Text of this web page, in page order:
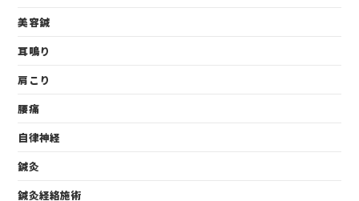
美容鍼
耳鳴り
肩こり
腰痛
自律神経
鍼灸
鍼灸経絡施術